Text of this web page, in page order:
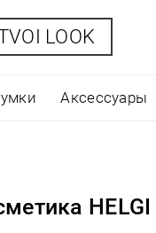
Аксессуары
LOOK
HELGI